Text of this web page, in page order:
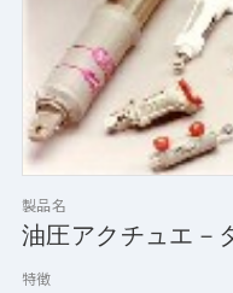
製品名
油圧アクチュエ－
特徴